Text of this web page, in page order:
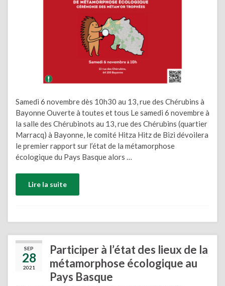
Samedi 6 novembre dès 10h30 au 13, rue des Chérubins à
Bayonne Ouverte à toutes et tous Le samedi 6 novembre à
la salle des Chérubinots au 13, rue des Chérubins (quartier
Marracq) à Bayonne, le comité Hitza Hitz de Bizi dévoilera
le premier rapport sur l’état de la métamorphose
écologique du Pays Basque alors …
Lire la suite
SEP
28
2021
Participer à l’état des lieux de la
métamorphose écologique au
Pays Basque